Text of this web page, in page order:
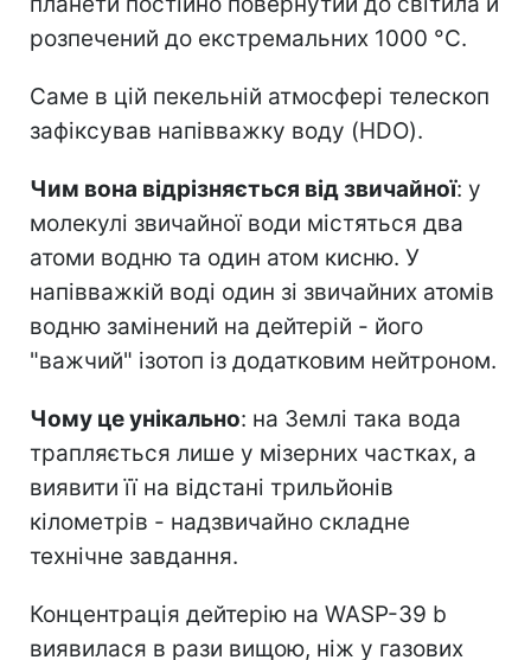
розпечений до екстремальних 1000 °C.
Саме в цій пекельній атмосфері телескоп
зафіксував напівважку воду (HDO).
Чим вона відрізняється від звичайної: у
молекулі звичайної води містяться два
атоми водню та один атом кисню. У
напівважкій воді один зі звичайних атомів
водню замінений на дейтерій - його
"важчий" ізотоп із додатковим нейтроном.
Чому це унікально: на Землі така вода
трапляється лише у мізерних частках, а
виявити її на відстані трильйонів
кілометрів - надзвичайно складне
технічне завдання.
Концентрація дейтерію на WASP-39 b
виявилася в рази вищою, ніж у газових